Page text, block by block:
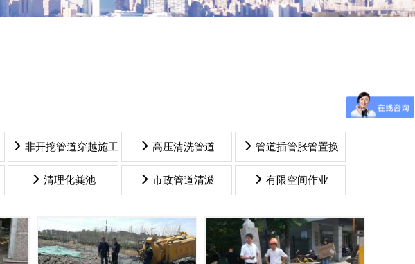
非开挖管道穿越施工 高压清洗管道 管道插管胀管置换
清理化粪池 市政管道清淤 有限空间作业
抽污水 抽污水